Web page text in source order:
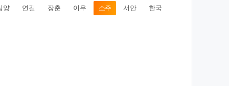
양 연길 장춘 이우 소주 서안 한국